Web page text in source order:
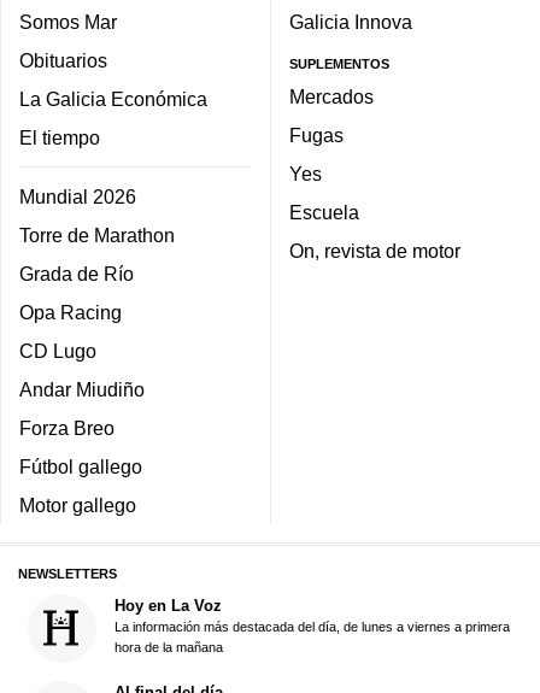
Somos Mar
Obituarios
La Galicia Económica
El tiempo
Mundial 2026
Torre de Marathon
Grada de Río
Opa Racing
CD Lugo
Andar Miudiño
Forza Breo
Fútbol gallego
Motor gallego
Galicia Innova
SUPLEMENTOS
Mercados
Fugas
Yes
Escuela
On, revista de motor
NEWSLETTERS
Hoy en La Voz
La información más destacada del día, de lunes a viernes a primera
hora de la mañana